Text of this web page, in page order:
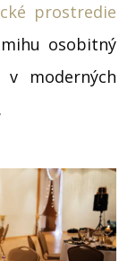
prostredie
osobitný
moderných